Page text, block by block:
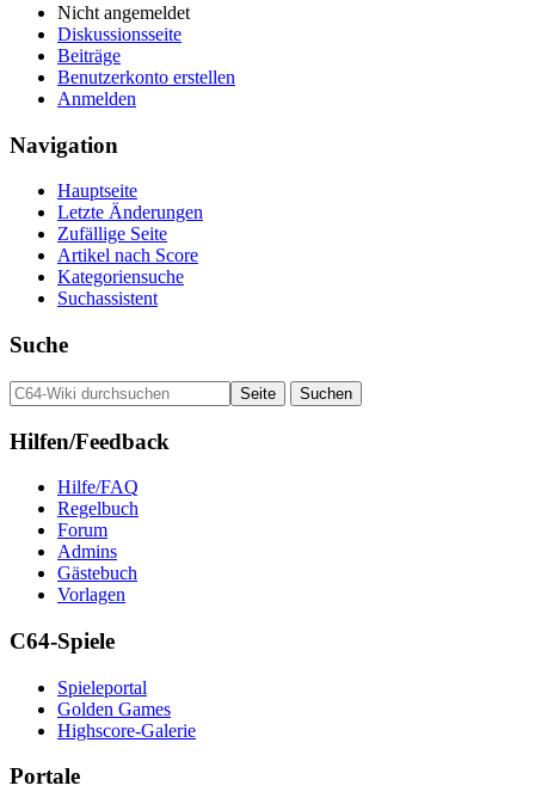
Nicht angemeldet
Diskussionsseite
Beiträge
Benutzerkonto erstellen
Anmelden
Navigation
Hauptseite
Letzte Änderungen
Zufällige Seite
Artikel nach Score
Kategoriensuche
Suchassistent
Suche
Hilfen/Feedback
Hilfe/FAQ
Regelbuch
Forum
Admins
Gästebuch
Vorlagen
C64-Spiele
Spieleportal
Golden Games
Highscore-Galerie
Portale